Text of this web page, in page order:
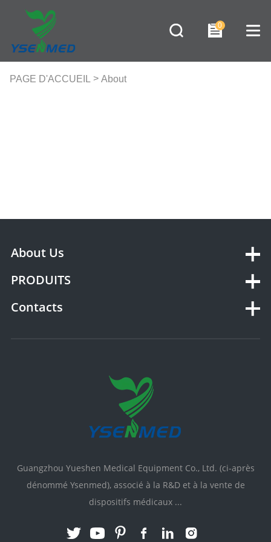
0
PAGE D'ACCUEIL > About
About Us
PRODUITS
Contacts
Guangzhou Yueshen Medical Equipment Co., Ltd. (ci-après
dénommé Ysenmed), associé à la R&D et à la vente de
dispositifs médicaux ...